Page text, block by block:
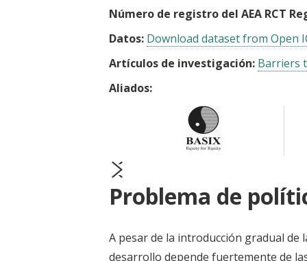
Número de registro del AEA RCT
Datos: Download dataset from Open
Artículos de investigación: Barriers
Aliados:
Problema de
A pesar de la introducción gradual
desarrollo depende fuertemente de